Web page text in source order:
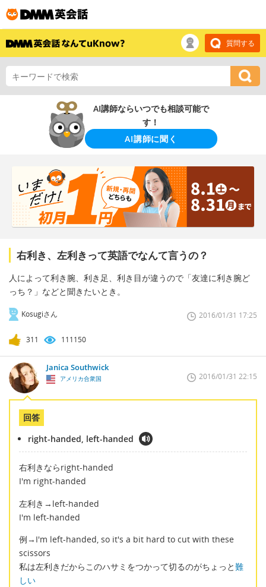
質問する
AI講師ならいつでも相談可能で
す！
AI講師に聞く
右利き、左利きって英語でなんて言うの？
人によって利き腕、利き足、利き目が違うので「友達に利き腕ど
っち？」などと聞きたいとき。
Kosugiさん 2016/01/31 17:25
311 111150
Janica Southwick
アメリカ合衆国 2016/01/31 22:15
回答
right-handed, left-handed
右利きならright-handed
I'm right-handed
左利き→left-handed
I'm left-handed
例→I'm left-handed, so it's a bit hard to cut with these
scissors
私は左利きだからこのハサミをつかって切るのがちょっと難
しい